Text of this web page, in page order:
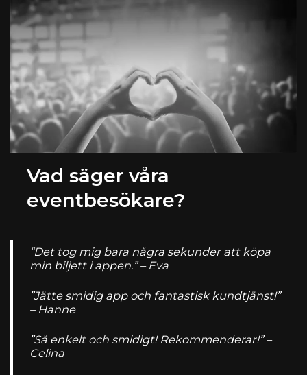
Vad säger våra
eventbesökare?
“Det tog mig bara några sekunder att köpa
min biljett i appen.” – Eva
”Jätte smidig app och fantastisk kundtjänst!”
– Hanne
”Så enkelt och smidigt! Rekommenderar!” –
Celina